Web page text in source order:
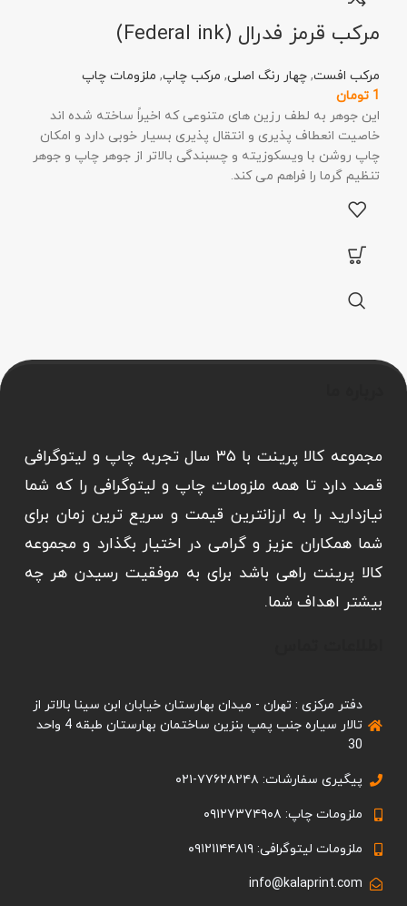
مرکب قرمز فدرال (Federal ink)
مرکب افست, چهار رنگ اصلی, مرکب چاپ, ملزومات چاپ
1 تومان
این جوهر به لطف رزین های متنوعی که اخیراً ساخته شده اند
خاصیت انعطاف پذیری و انتقال پذیری بسیار خوبی دارد و امکان
چاپ روشن با ویسکوزیته و چسبندگی بالاتر از جوهر چاپ و جوهر
تنظیم گرما را فراهم می کند.
مجموعه کالا پرینت با ۳۵ سال تجربه چاپ و لیتوگرافی
قصد دارد تا همه ملزومات چاپ و لیتوگرافی را که شما
نیازدارید را به ارزانترین قیمت و سریع ترین زمان برای
شما همکاران عزیز و گرامی در اختیار بگذارد و مجموعه
کالا پرینت راهی باشد برای به موفقیت رسیدن هر چه
بیشتر اهداف شما.
دفتر مرکزی : تهران - میدان بهارستان خیابان ابن سینا بالاتر از
تالار سیاره جنب پمپ بنزین ساختمان بهارستان طبقه 4 واحد
30
پیگیری سفارشات: ۷۷۶۲۸۲۴۸-۰۲۱
ملزومات چاپ: ۰۹۱۲۷۳۷۴۹۰۸
ملزومات لیتوگرافی: ۰۹۱۲۱۱۴۴۸۱۹
info@kalaprint.com